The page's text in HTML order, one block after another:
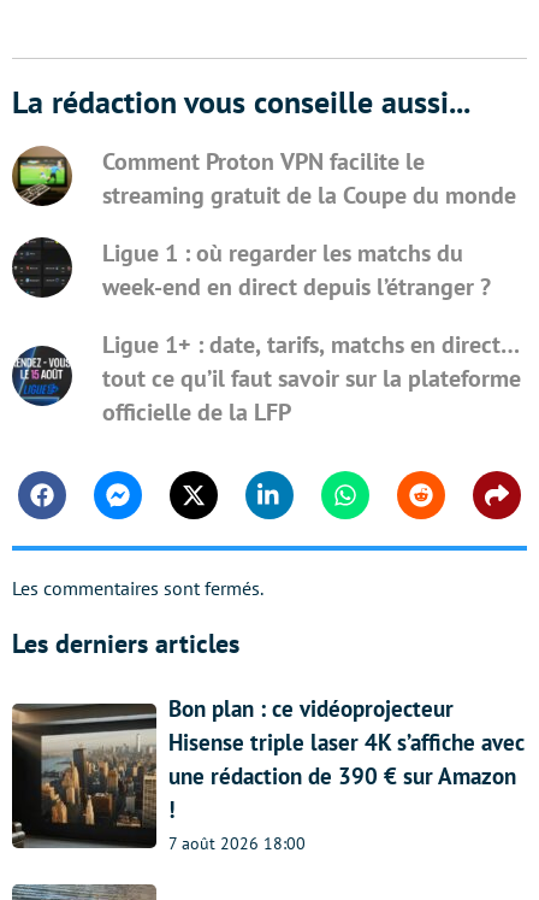
La rédaction vous conseille aussi...
Comment Proton VPN facilite le
streaming gratuit de la Coupe du monde
Ligue 1 : où regarder les matchs du
week-end en direct depuis l’étranger ?
Ligue 1+ : date, tarifs, matchs en direct…
tout ce qu’il faut savoir sur la plateforme
officielle de la LFP
FacebookMessengerTwitter Linkedin WhatsappReddit
Les commentaires sont fermés.
Les derniers articles
Bon plan : ce vidéoprojecteur
Hisense triple laser 4K s’affiche avec
une rédaction de 390 € sur Amazon
!
7 août 2026 18:00